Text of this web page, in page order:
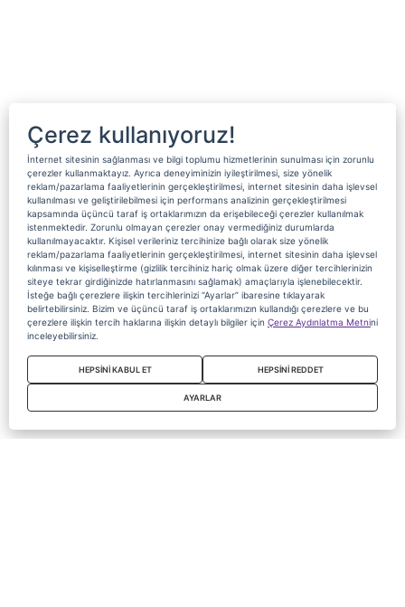
Çerez kullanıyoruz!
İnternet sitesinin sağlanması ve bilgi toplumu hizmetlerinin sunulması için zorunlu
çerezler kullanmaktayız. Ayrıca deneyiminizin iyileştirilmesi, size yönelik
reklam/pazarlama faaliyetlerinin gerçekleştirilmesi, internet sitesinin daha işlevsel
kullanılması ve geliştirilebilmesi için performans analizinin gerçekleştirilmesi
kapsamında üçüncü taraf iş ortaklarımızın da erişebileceği çerezler kullanılmak
istenmektedir. Zorunlu olmayan çerezler onay vermediğiniz durumlarda
kullanılmayacaktır. Kişisel verileriniz tercihinize bağlı olarak size yönelik
reklam/pazarlama faaliyetlerinin gerçekleştirilmesi, internet sitesinin daha işlevsel
kılınması ve kişiselleştirme (gizlilik tercihiniz hariç olmak üzere diğer tercihlerinizin
siteye tekrar girdiğinizde hatırlanmasını sağlamak) amaçlarıyla işlenebilecektir.
İsteğe bağlı çerezlere ilişkin tercihlerinizi “Ayarlar” ibaresine tıklayarak
belirtebilirsiniz. Bizim ve üçüncü taraf iş ortaklarımızın kullandığı çerezlere ve bu
çerezlere ilişkin tercih haklarına ilişkin detaylı bilgiler için Çerez Aydınlatma Metnini
inceleyebilirsiniz.
HEPSİNİ KABUL ET HEPSİNİ REDDET
AYARLAR